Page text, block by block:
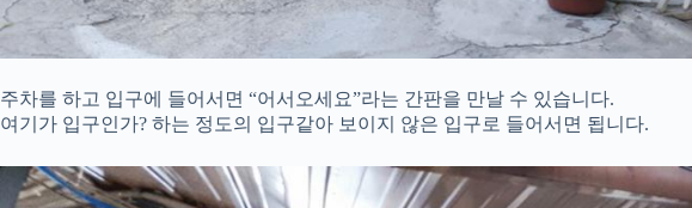
주차를 하고 입구에 들어서면 “어서오세요”라는 간판을 만날 수 있습니다.
여기가 입구인가? 하는 정도의 입구같아 보이지 않은 입구로 들어서면 됩니다.